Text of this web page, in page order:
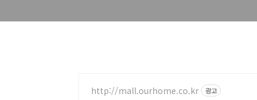
http://mall.ourhome.co.kr 광고